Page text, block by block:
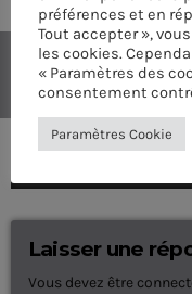
Laisser une
Vous devez être
préférences et en
Tout accepter »,
les cookies.
« Paramètres des
consentement
Paramètres Cookie